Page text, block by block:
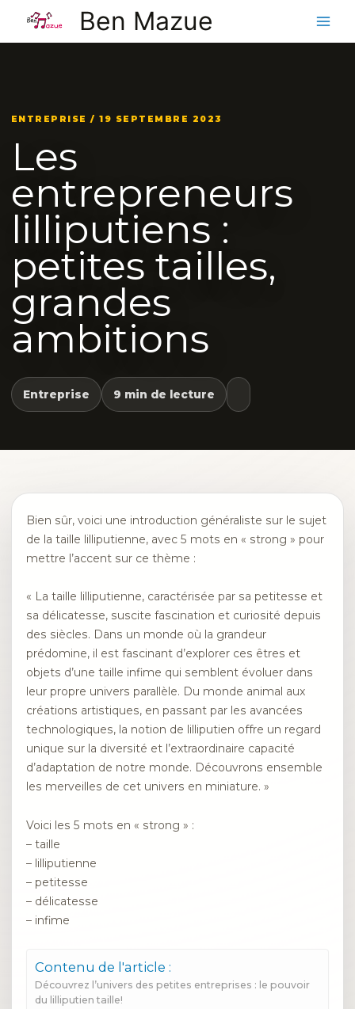
contenu
Ben Mazue
ENTREPRISE / 19 SEPTEMBRE 2023
Les
entrepreneurs
lilliputiens :
petites tailles,
grandes
ambitions
Entreprise 9 min de lecture
Bien sûr, voici une introduction généraliste sur le sujet
de la taille lilliputienne, avec 5 mots en « strong » pour
mettre l’accent sur ce thème :
« La taille lilliputienne, caractérisée par sa petitesse et
sa délicatesse, suscite fascination et curiosité depuis
des siècles. Dans un monde où la grandeur
prédomine, il est fascinant d’explorer ces êtres et
objets d’une taille infime qui semblent évoluer dans
leur propre univers parallèle. Du monde animal aux
créations artistiques, en passant par les avancées
technologiques, la notion de lilliputien offre un regard
unique sur la diversité et l’extraordinaire capacité
d’adaptation de notre monde. Découvrons ensemble
les merveilles de cet univers en miniature. »
Voici les 5 mots en « strong » :
– taille
– lilliputienne
– petitesse
– délicatesse
– infime
Contenu de l'article :
Découvrez l’univers des petites entreprises : le pouvoir
du lilliputien taille!